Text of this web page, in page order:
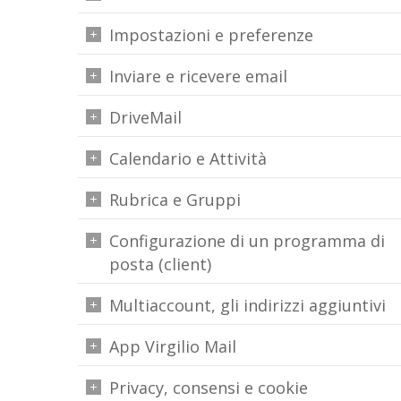
Impostazioni e preferenze
Inviare e ricevere email
DriveMail
Calendario e Attività
Rubrica e Gruppi
Configurazione di un programma di
posta (client)
Multiaccount, gli indirizzi aggiuntivi
App Virgilio Mail
Privacy, consensi e cookie